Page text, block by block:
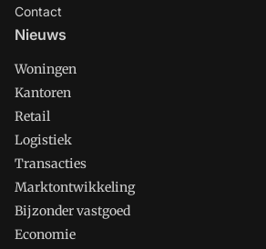
Contact
Nieuws
Woningen
Kantoren
Retail
Logistiek
Transacties
Marktontwikkeling
Bijzonder vastgoed
Economie